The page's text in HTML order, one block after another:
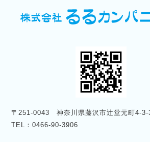
〒251-0043 神奈川県藤沢市辻堂元町4-3-
TEL：0466-90-3906